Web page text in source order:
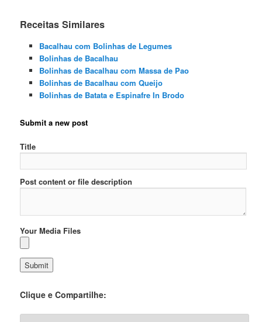
Receitas Similares
Bacalhau com Bolinhas de Legumes
Bolinhas de Bacalhau
Bolinhas de Bacalhau com Massa de Pao
Bolinhas de Bacalhau com Queijo
Bolinhas de Batata e Espinafre In Brodo
Submit a new post
Title
Post content or file description
Your Media Files
Clique e Compartilhe: